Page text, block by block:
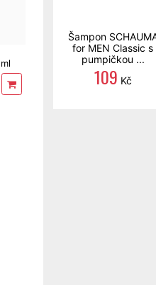
Šampon
for MEN Classic s
pumpičkou ...
109 Kč